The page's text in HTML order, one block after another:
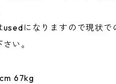
usedになりますので現状で
い。
67kg